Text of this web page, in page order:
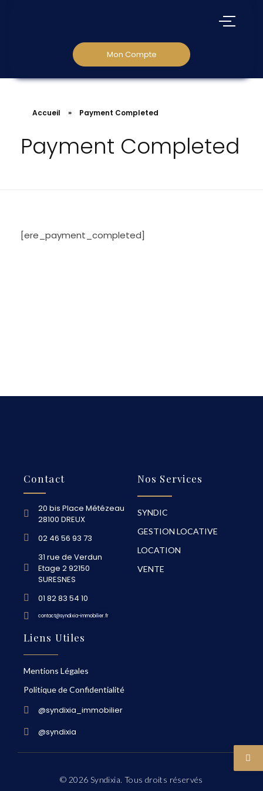
Mon Compte
Accueil » Payment Completed
Payment Completed
[ere_payment_completed]
Contact
20 bis Place Métézeau
28100 DREUX
02 46 56 93 73
31 rue de Verdun
Etage 2 92150
SURESNES
01 82 83 54 10
contact@syndixia-immobilier.fr
Nos Services
SYNDIC
GESTION LOCATIVE
LOCATION
VENTE
Liens Utiles
Mentions Légales
Politique de Confidentialité
@syndixia_immobilier
@syndixia
© 2026 Syndixia. Tous droits réservés